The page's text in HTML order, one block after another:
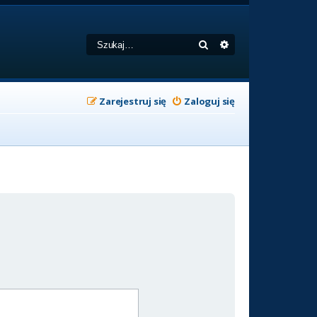
Szukaj
Zaloguj się
Zarejestruj się